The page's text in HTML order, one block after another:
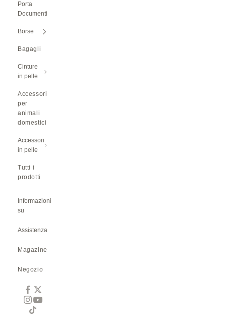
Porta
Documenti
Borse
Bagagli
Cinture
in pelle
Accessori
per
animali
domestici
Accessori
in pelle
Tutti i
prodotti
Informazioni
su
Assistenza
Magazine
Negozio